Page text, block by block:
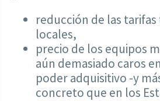
reducción de las
locales,
precio de los equipos
aún demasiado caros
poder adquisitivo -y
concreto que en los